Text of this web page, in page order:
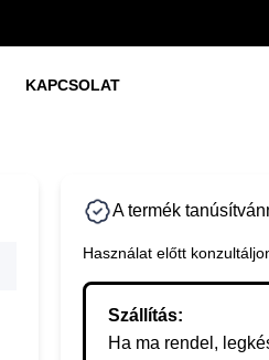
KAPCSOLAT
A termék
Használat előtt
Szállítás:
Ha ma rendel,